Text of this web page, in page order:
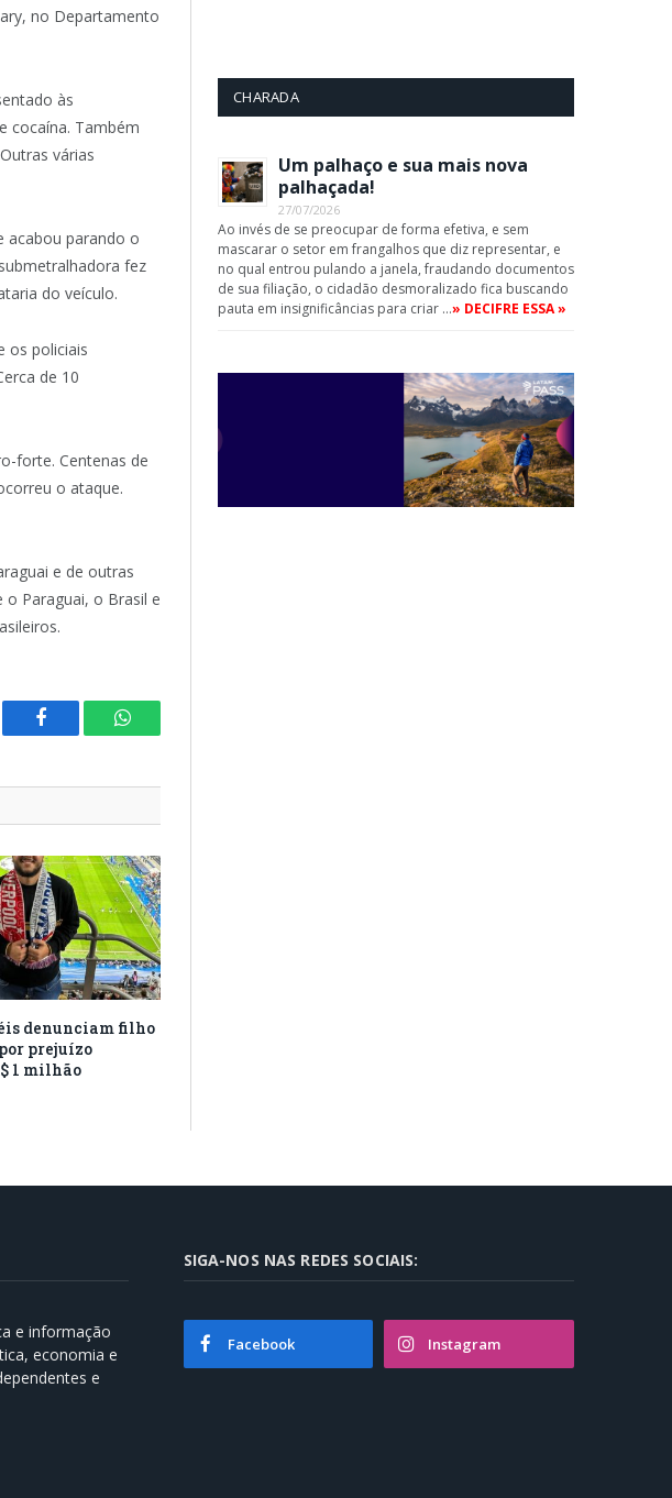
no Departamento
às
cocaína. Também
várias
acabou parando o
fez
do veículo.
os policiais
de 10
forte. Centenas de
o ataque.
e de outras
Paraguai, o Brasil e
Facebook WhatsApp
denunciam filho
prejuízo
1 milhão
CHARADA
Um palhaço e sua mais nova
palhaçada!
27/07/2026
Ao invés de se preocupar de forma efetiva, e sem
mascarar o setor em frangalhos que diz representar, e
no qual entrou pulando a janela, fraudando documentos
de sua filiação, o cidadão desmoralizado fica buscando
pauta em insignificâncias para criar …» DECIFRE ESSA »
e informação
economia e
e
SIGA-NOS NAS REDES SOCIAIS:
Facebook Instagram